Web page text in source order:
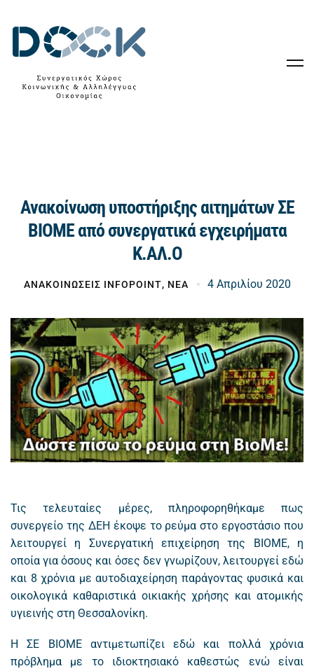
Ανακοίνωση υποστήριξης αιτημάτων ΣΕ
ΒΙΟΜΕ από συνεργατικά εγχειρήματα
Κ.ΑΛ.Ο
ΑΝΑΚΟΙΝΩΣΕΙΣ INFOPOINT, ΝΕΑ 4 Απριλίου 2020
Τις τελευταίες μέρες, πληροφορηθήκαμε πως
συνεργείο της ΔΕΗ έκοψε το ρεύμα στο εργοστάσιο που
λειτουργεί η Συνεργατική επιχείρηση της ΒΙΟΜΕ, η
οποία για όσους και όσες δεν γνωρίζουν, λειτουργεί εδώ
και 8 χρόνια με αυτοδιαχείρηση παράγοντας φυσικά και
οικολογικά καθαριστικά οικιακής χρήσης και ατομικής
υγιεινής στη Θεσσαλονίκη.
Η ΣΕ ΒΙΟΜΕ αντιμετωπίζει εδώ και πολλά χρόνια
πρόβλημα με το ιδιοκτησιακό καθεστώς ενώ είναι